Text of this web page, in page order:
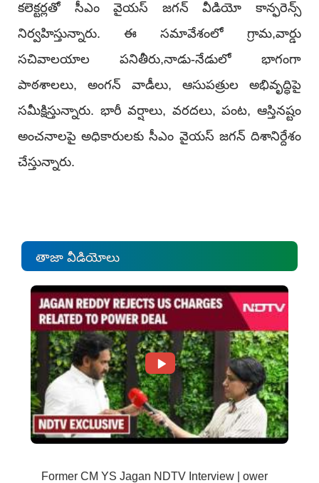
క‌లెక్ట‌ర్ల‌తో సీఎం వైయ‌స్ జ‌గ‌న్ వీడియో కాన్ఫ‌రెన్స్
నిర్వ‌హిస్తున్నారు. ఈ స‌మావేశంలో గ్రామ,వార్డు
స‌చివాల‌యాల ప‌నితీరు,నాడు-నేడులో భాగంగా
పాఠ‌శాల‌లు, అంగ‌న్ వాడీలు, ఆసుప‌త్రుల అభివృద్ధిపై
స‌మీక్షిస్తున్నారు. భారీ వ‌ర్షాలు, వ‌ర‌ద‌లు, పంట‌, ఆస్తిన‌ష్టం
అంచ‌నాల‌పై అధికారుల‌కు సీఎం వైయ‌స్ జ‌గ‌న్ దిశానిర్దేశం
చేస్తున్నారు.
తాజా వీడియోలు
Former CM YS Jagan NDTV Interview | ower